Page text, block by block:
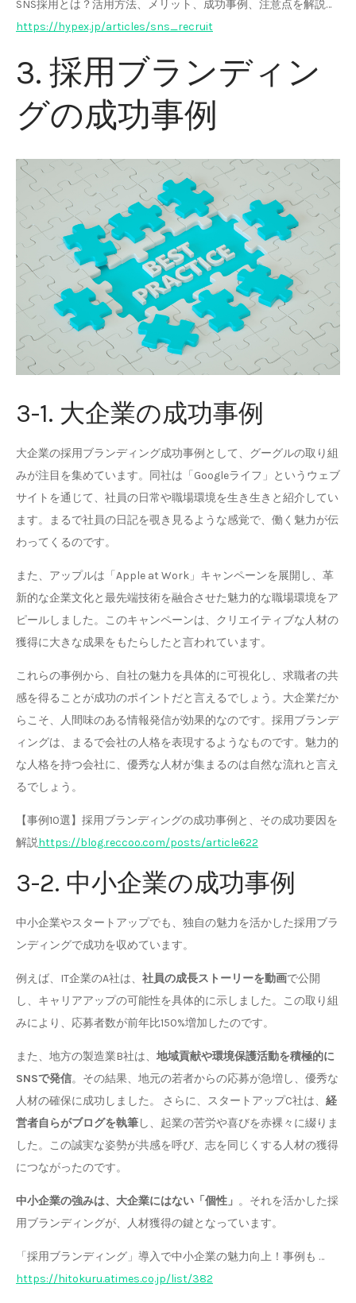
SNS採用とは？活用方法、メリット、成功事例、注意点を解説…
https://hypex.jp/articles/sns_recruit
3. 採用ブランディン
グの成功事例
3-1. 大企業の成功事例
大企業の採用ブランディング成功事例として、グーグルの取り組
みが注目を集めています。同社は「Googleライフ」というウェブ
サイトを通じて、社員の日常や職場環境を生き生きと紹介してい
ます。まるで社員の日記を覗き見るような感覚で、働く魅力が伝
わってくるのです。
また、アップルは「Apple at Work」キャンペーンを展開し、革
新的な企業文化と最先端技術を融合させた魅力的な職場環境をア
ピールしました。このキャンペーンは、クリエイティブな人材の
獲得に大きな成果をもたらしたと言われています。
これらの事例から、自社の魅力を具体的に可視化し、求職者の共
感を得ることが成功のポイントだと言えるでしょう。大企業だか
らこそ、人間味のある情報発信が効果的なのです。採用ブランデ
ィングは、まるで会社の人格を表現するようなものです。魅力的
な人格を持つ会社に、優秀な人材が集まるのは自然な流れと言え
るでしょう。
【事例10選】採用ブランディングの成功事例と、その成功要因を
解説https://blog.reccoo.com/posts/article622
3-2. 中小企業の成功事例
中小企業やスタートアップでも、独自の魅力を活かした採用ブラ
ンディングで成功を収めています。
例えば、IT企業のA社は、 社員の成長ストーリーを動画で公開
し、キャリアアップの可能性を具体的に示しました。この取り組
みにより、応募者数が前年比150%増加したのです。
また、地方の製造業B社は、 地域貢献や環境保護活動を積極的に
SNSで発信。その結果、地元の若者からの応募が急増し、優秀な
人材の確保に成功しました。 さらに、スタートアップC社は、 経
営者自らがブログを執筆し、起業の苦労や喜びを赤裸々に綴りま
した。この誠実な姿勢が共感を呼び、志を同じくする人材の獲得
につながったのです。
中小企業の強みは、大企業にはない「個性」 。それを活かした採
用ブランディングが、人材獲得の鍵となっています。
「採用ブランディング」導入で中小企業の魅力向上！事例も …
https://hitokuru.atimes.co.jp/list/382